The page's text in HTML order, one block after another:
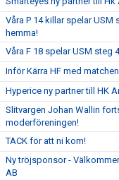
Våra P 14 killar spelar USM
hemma!
Våra F 18 spelar USM steg
Inför Kärra HF med
Hyperice ny partner till HK
Slitvargen Johan Wallin
moderföreningen!
TACK för att ni kom!
Ny tröjsponsor -
AB